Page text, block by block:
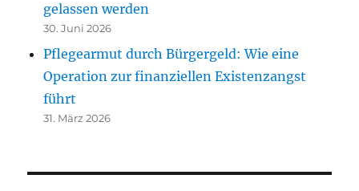
gelassen werden
30. Juni 2026
Pflegearmut durch Bürgergeld: Wie eine
Operation zur finanziellen Existenzangst
führt
31. März 2026